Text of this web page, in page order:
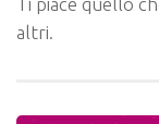
altri.